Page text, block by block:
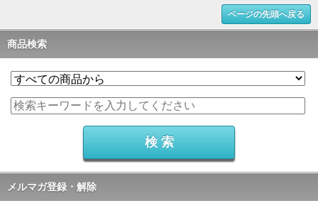
ページの先頭へ戻る
商品検索
メルマガ登録・解除